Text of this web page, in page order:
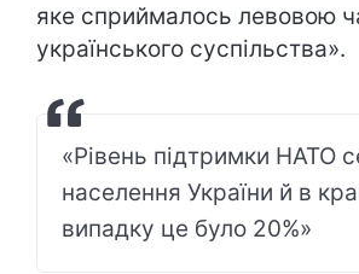
яке сприймалось левовою
українського суспільства».
«Рівень підтримки НАТО
населення України й в
випадку це було 20%»